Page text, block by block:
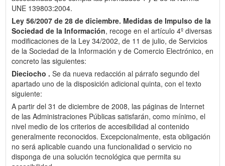
UNE 139803:2004.
Ley 56/2007 de 28 de diciembre. Medidas de Impulso de la
Sociedad de la Información, recoge en el artículo 4º diversas
modificaciones de la Ley 34/2002, de 11 de julio, de Servicios
de la Sociedad de la Información y de Comercio Electrónico, en
concreto las siguientes:
Dieciocho . Se da nueva redacción al párrafo segundo del
apartado uno de la disposición adicional quinta, con el texto
siguiente:
A partir del 31 de diciembre de 2008, las páginas de Internet
de las Administraciones Públicas satisfarán, como mínimo, el
nivel medio de los criterios de accesibilidad al contenido
generalmente reconocidos. Excepcionalmente, esta obligación
no será aplicable cuando una funcionalidad o servicio no
disponga de una solución tecnológica que permita su